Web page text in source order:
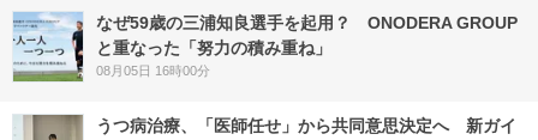
なぜ59歳の三浦知良選手を起用？ ONODERA GROUP
と重なった「努力の積み重ね」
08月05日 16時00分
うつ病治療、「医師任せ」から共同意思決定へ 新ガイ